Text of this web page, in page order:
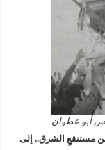
أبو عطوان
مستنقعِ الشرق.. إلى